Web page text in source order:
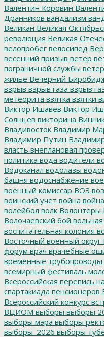
Валентин Коровин
Дранников вандализм
Великан Великая
революция Великая
велопробег велосипед
весенний призыв ветер
пограничной службы
жилье Вечерний
взрыв взрыв газа взрыв
метеорита взятка взятки
Виктор Ишавев Виктор
Солнцев викторина
Владивосток Владимир
Владимир Путин
власть внеплановая
политика вода водители
Водоканал водолазы
башня водоснабжение
военный комиссар ВОЗ
воинский учет война
волейбол волк Волонтеры
Волочаевский бой
воспитательная колония
Восточный военный округ
форум врач врачебные
временные трубопроводы
всемирный фестиваль
Всероссийская перепись
спартакиада пенсионеров
Всероссийский конкурс
ВЦИОМ выборы выборы
выборы мэра выборы
выборы_2026